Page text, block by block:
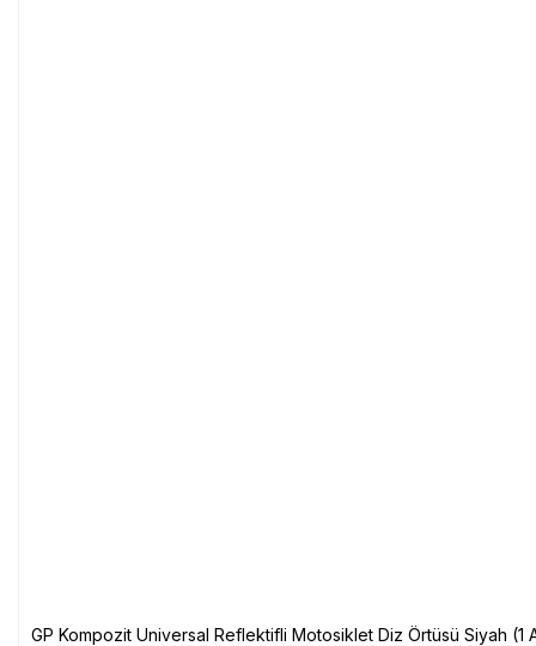
GP Kompozit Universal Reflektifli Motosiklet Diz Örtüsü Siyah